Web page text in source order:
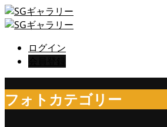
ログイン
フォトカテゴリー